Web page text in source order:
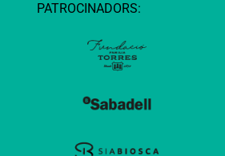
PATROCINADORS: